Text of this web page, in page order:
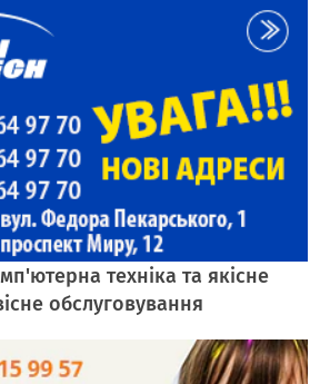
техніка та якісне
обслуговування